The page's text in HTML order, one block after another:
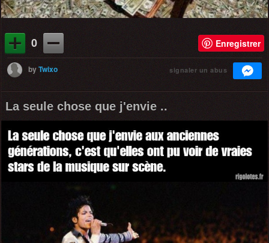
0 Enregistrer
byTwixo signaler un abus
La seule chose que j'envie ..